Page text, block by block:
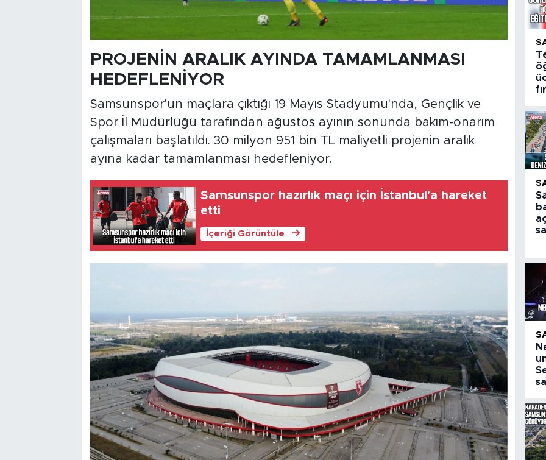
PROJENİN ARALIK AYINDA TAMAMLANMASI
HEDEFLENİYOR
Samsunspor'un maçlara çıktığı 19 Mayıs Stadyumu'nda, Gençlik ve
Spor İl Müdürlüğü tarafından ağustos ayının sonunda bakım-onarım
çalışmaları başlatıldı. 30 milyon 951 bin TL maliyetli projenin aralık
ayına kadar tamamlanması hedefleniyor.
Samsunspor hazırlık maçı için İstanbul'a hareket
etti
İçeriği Görüntüle